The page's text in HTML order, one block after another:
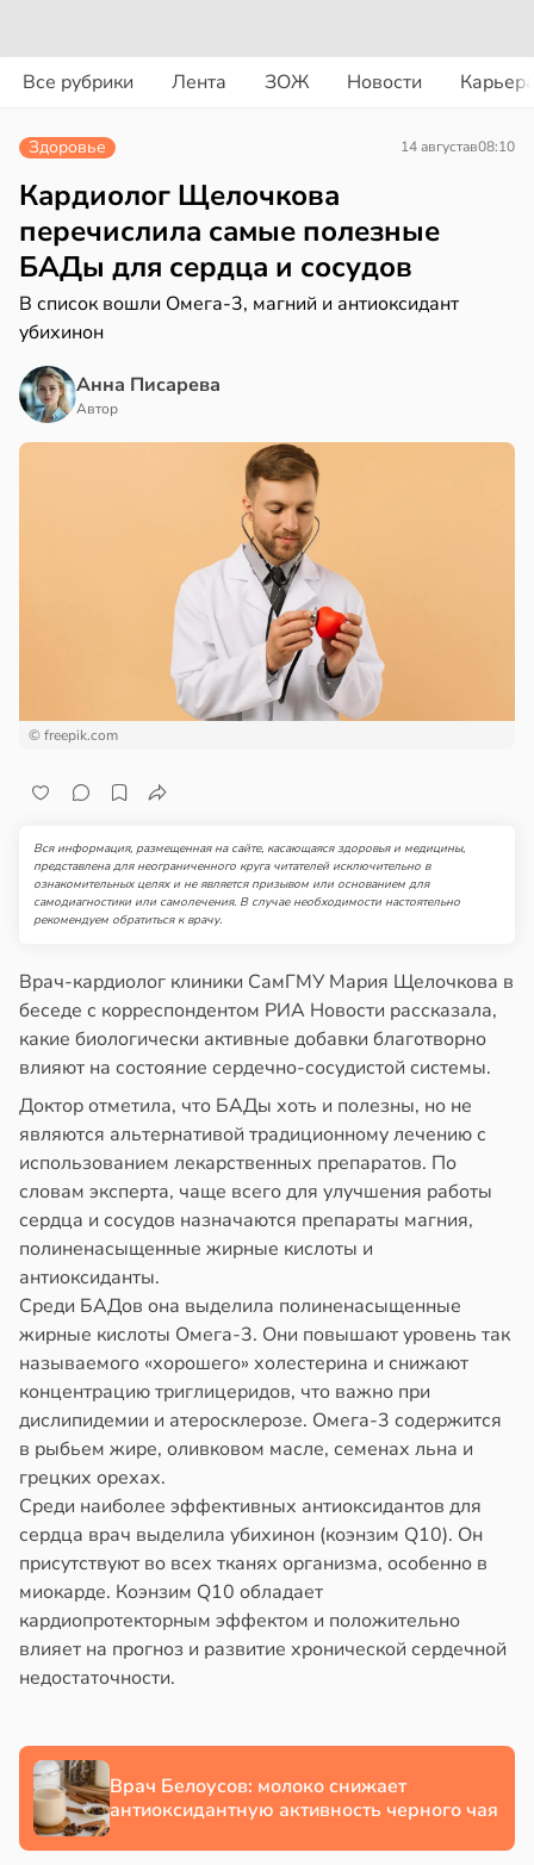
Все рубрики Лента ЗОЖ Новости
в 13:55
в20:58
в19:27
Здоровье 14 августав08:10
Кардиолог Щелочкова
перечислила самые полезные
БАДы для сердца и сосудов
В список вошли Омега-3, магний и антиоксидант
убихинон
Анна Писарева
Автор
© freepik.com
Вся информация, размещенная на сайте, касающаяся здоровья и медицины,
представлена для неограниченного круга читателей исключительно в
ознакомительных целях и не является призывом или основанием для
самодиагностики или самолечения. В случае необходимости настоятельно
рекомендуем обратиться к врачу.
Врач-кардиолог клиники СамГМУ Мария Щелочкова в
беседе с корреспондентом РИА Новости рассказала,
какие биологически активные добавки благотворно
влияют на состояние сердечно-сосудистой системы.
Доктор отметила, что БАДы хоть и полезны, но не
являются альтернативой традиционному лечению с
использованием лекарственных препаратов. По
словам эксперта, чаще всего для улучшения работы
сердца и сосудов назначаются препараты магния,
полиненасыщенные жирные кислоты и
антиоксиданты.
Среди БАДов она выделила полиненасыщенные
жирные кислоты Омега-3. Они повышают уровень так
называемого «хорошего» холестерина и снижают
концентрацию триглицеридов, что важно при
дислипидемии и атеросклерозе. Омега-3 содержится
в рыбьем жире, оливковом масле, семенах льна и
грецких орехах.
Среди наиболее эффективных антиоксидантов для
сердца врач выделила убихинон (коэнзим Q10). Он
присутствуют во всех тканях организма, особенно в
миокарде. Коэнзим Q10 обладает
кардиопротекторным эффектом и положительно
влияет на прогноз и развитие хронической сердечной
недостаточности.
Врач Белоусов: молоко снижает
антиоксидантную активность черного чая
16:23
20:45
20:38